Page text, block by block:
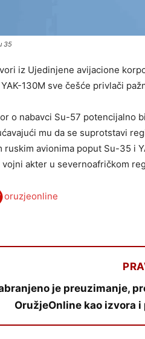
35
iz Ujedinjene avijacione
130M sve češće privlači
o nabavci Su-57 potencijalno
mu da se suprotstavi
ruskim avionima poput Su-35 i
vojni akter u severnoafričkom
oruzjeonline
je preuzimanje,
OružjeOnline kao izvora